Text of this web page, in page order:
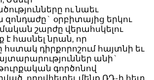
ու նաեւ
օրբիտայից երկու
շարժը վերահսկելու
հասնել նրան, որ
դիրքորոշում հայտնի եւ
անի`
գործոնով
որովհետեւ մենք ՌԴ-ի հետ